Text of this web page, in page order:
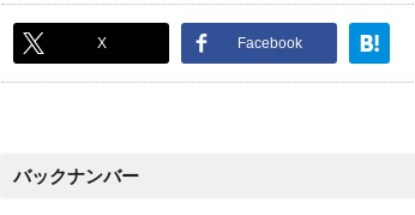
X Facebook
バックナンバー